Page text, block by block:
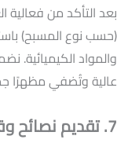
بعد التأكد من فعالية
(حسب نوع المسبح)
والمواد الكيميائية.
عالية وتُضفي مظهرًا
7. تقديم نصائح وقائية للحفاظ على العزل